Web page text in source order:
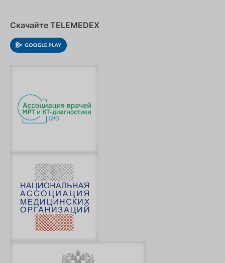
Скачайте TELEMEDEX